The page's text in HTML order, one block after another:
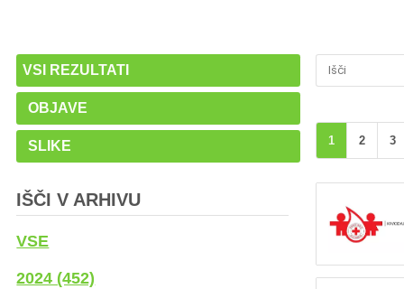
VSI REZULTATI
OBJAVE
SLIKE
IŠČI V ARHIVU
VSE
2024 (452)
1 2 3